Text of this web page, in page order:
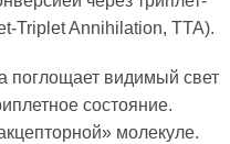
Triplet Annihilation, TTA).
поглощает видимый свет
состояние.
молекуле.